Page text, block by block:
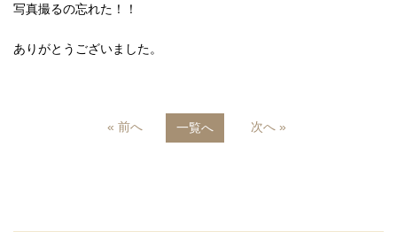
写真撮るの忘れた！！
ありがとうございました。
« 前へ 一覧へ 次へ »